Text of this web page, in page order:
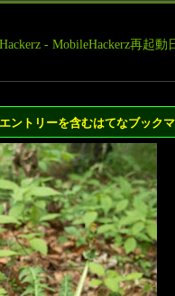
- MobileHackerz再起動